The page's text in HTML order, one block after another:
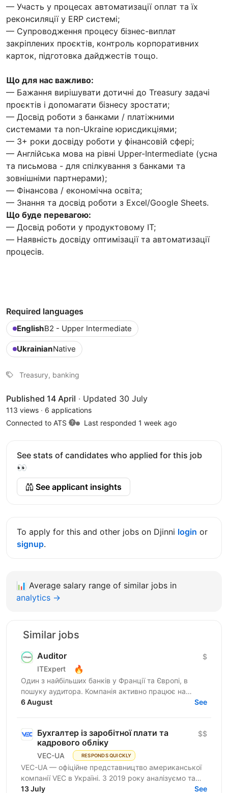
— Участь у процесах автоматизації оплат та їх
реконсиляції у ERP системі;
— Супроводження процесу бізнес-виплат
закріплених проєктів, контроль корпоративних
карток, підготовка дайджестів тощо.
Що для нас важливо:
— Бажання вирішувати дотичні до Treasury задачі
проєктів і допомагати бізнесу зростати;
— Досвід роботи з банками / платіжними
системами та non-Ukraine юрисдикціями;
— 3+ роки досвіду роботи у фінансовій сфері;
— Англійська мова на рівні Upper-Intermediate (усна
та письмова - для спілкування з банками та
зовнішніми партнерами);
— Фінансова / економічна освіта;
— Знання та досвід роботи з Excel/Google Sheets.
Що буде перевагою:
— Досвід роботи у продуктовому IT;
— Наявність досвіду оптимізації та автоматизації
процесів.
Required languages
EnglishB2 - Upper Intermediate
UkrainianNative
Treasury, banking
Published 14 April · Updated 30 July
113 views · 6 applications
Connected to ATS
Last responded 1 week ago
See stats of candidates who applied for this job
👀
See applicant insights
To apply for this and other jobs on Djinni login or
signup.
📊 Average salary range of similar jobs in
analytics →
Similar jobs
Auditor
ITExpert 🔥
$
Один з найбільших банків у Франції та Європі, в
пошуку аудитора. Компанія активно працює на
міжнародному ринку та надає широкий спектр
6 August See
Бухгалтер із заробітної плати та
кадрового обліку
VEC-UA RESPONDS QUICKLY
$$
VEC-UA — офіційне представництво американської
компанії VEC в Україні. З 2019 року аналізуємо та
моделюємо електричні мережі у віртуальному
13 July See